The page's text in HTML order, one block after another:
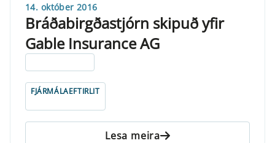
14. október 2016
Bráðabirgðastjórn skipuð yfir
Gable Insurance AG
FJÁRMÁLAEFTIRLIT
Lesa meira